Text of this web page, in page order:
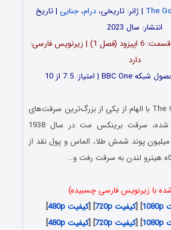
The | ژانر: تاریخی،درام،جنایی | تاریخ
انتشار: سال 2023
زبان: انگلیسی | تعداد قسمت‌‌‌‌: 6 اپیزود (فصل 1) | زیرنویس فارسی:
دارد
سریال طلا The Gold 2023 با الهام از یکی از بزرگ‌ترین سرقت‌های
تاریخ بریتانیا روایت شده، سرقت برینکس مت در سال 1938
میلادی که طی آن 26 میلیون پوند شمش طلا، الماس و پول نقد از
هیترو لندن به سرقت رفت و…
با زیرنویس فارسی چسبیده)
] [کیفیت 720p ] [کیفیت 480p
]
] [کیفیت 720p ] [کیفیت 480p
]